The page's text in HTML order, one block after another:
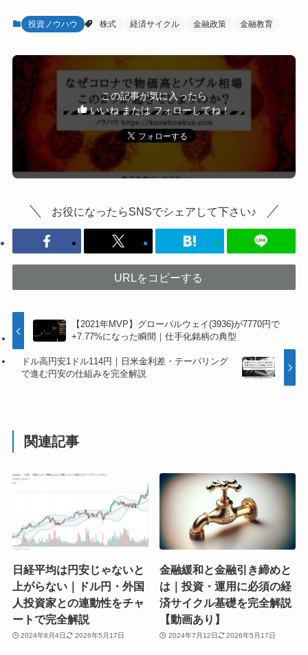
投資ノウハウ 株式 経済サイクル 金融政策 金融教育
この記事が気に入ったら
いいね または フォローしてね！
お役になったらSNSでシェアして下さい♪
URLをコピーする
【2021年MVP】グローバルウェイ(3936)が7770円で
+7.77%になった瞬間｜仕手化銘柄の典型
ドル高円安1ドル114円｜日米金利差・テーパリング
で進む円安の仕組みを完全解説
関連記事
日経平均は円安じゃないと
上がらない｜ドル円・外国
人投資家との連動性をチャ
ートで完全解説
2024年8月4日 2026年5月17日
金融緩和と金融引き締めと
は｜投資・運用に必須の経
済サイクル基礎を完全解説
【動画あり】
2024年7月12日 2026年5月17日